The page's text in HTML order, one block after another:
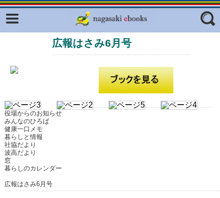
フリーワード
ジャンル
広報はさみ6月号
役場からのお知らせ
みんなのひろば
健康一口メモ
暮らしと情報
社協だより
波高だより
窓
暮らしのカレンダー
広報はさみ6月号
Facebook
ふくいろキラリプロジェクト
ラリー（TOKYO Brochures）
はじめてご利用される方へ
コンテンツ
広報誌ナビ
明治日本の産業革命遺産
関連遺産